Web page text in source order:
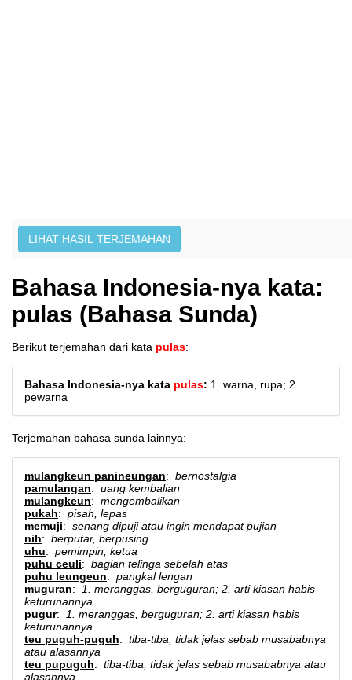
Bahasa Indonesia-nya kata:
pulas (Bahasa Sunda)
Berikut terjemahan dari kata pulas:
Bahasa Indonesia-nya kata pulas: 1. warna, rupa; 2.
pewarna
Terjemahan bahasa sunda lainnya:
mulangkeun panineungan: bernostalgia
pamulangan: uang kembalian
mulangkeun: mengembalikan
pukah: pisah, lepas
memuji: senang dipuji atau ingin mendapat pujian
nih: berputar, berpusing
uhu: pemimpin, ketua
puhu ceuli: bagian telinga sebelah atas
puhu leungeun: pangkal lengan
muguran:
1. meranggas, berguguran; 2. arti kiasan habis
keturunannya
pugur:
1. meranggas, berguguran; 2. arti kiasan habis
keturunannya
teu puguh-puguh: tiba-tiba, tidak jelas sebab musababnya
atau alasannya
teu pupuguh: tiba-tiba, tidak jelas sebab musababnya atau
alasannya